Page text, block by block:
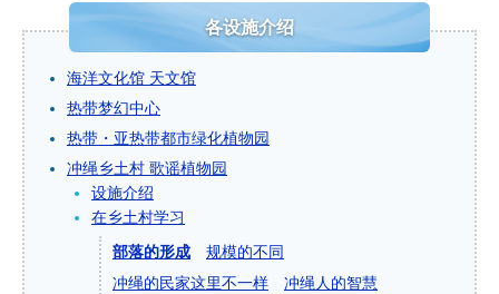
各设施介绍
海洋文化馆 天文馆
热带梦幻中心
热带・亚热带都市绿化植物园
冲绳乡土村 歌谣植物园
设施介绍
在乡土村学习
部落的形成
规模的不同
冲绳的民家这里不一样
冲绳人的智慧